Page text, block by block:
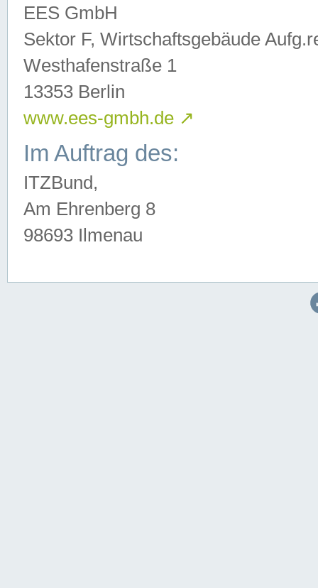
EES GmbH
Sektor F, Wirtschaftsgebäude
Westhafenstraße 1
13353 Berlin
www.ees-gmbh.de ↗
Im Auftrag des:
ITZBund,
Am Ehrenberg 8
98693 Ilmenau